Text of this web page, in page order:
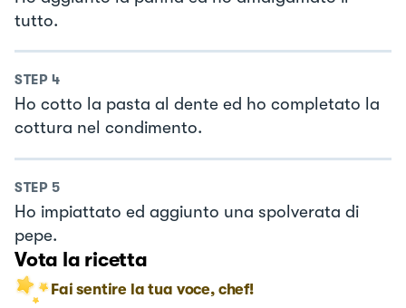
tutto.
STEP 4
Ho cotto la pasta al dente ed ho completato la
cottura nel condimento.
STEP 5
Ho impiattato ed aggiunto una spolverata di
pepe.
Vota la ricetta
Fai sentire la tua voce, chef!